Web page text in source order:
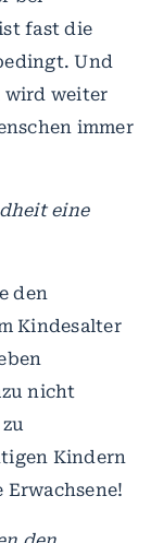
fast die
Und
wird weiter
immer
eine
den
Kindesalter
nicht
Kindern